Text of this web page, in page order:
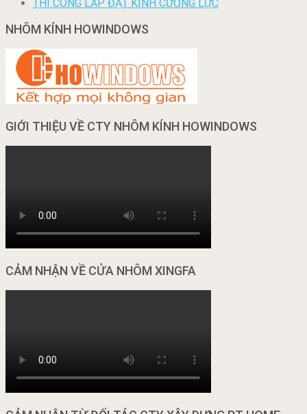
THI CÔNG LẮP ĐẶT KÍNH CƯỜNG LỰC
NHÔM KÍNH HOWINDOWS
GIỚI THIỆU VỀ CTY NHÔM KÍNH HOWINDOWS
CẢM NHẬN VỀ CỬA NHÔM XINGFA